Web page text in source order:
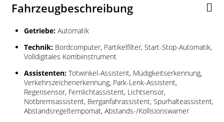
Fahrzeugbeschreibung
Getriebe: Automatik
Technik: Bordcomputer, Partikelfilter, Start-Stop-Automatik,
Volldigitales Kombiinstrument
Assistenten: Totwinkel-Assistent, Müdigkeitserkennung,
Verkehrszeichenerkennung, Park-Lenk-Assistent,
Regensensor, Fernlichtassistent, Lichtsensor,
Notbremsassistent, Berganfahrassistent, Spurhalteassistent,
Abstandsregeltempomat, Abstands-/Kollisionswarner